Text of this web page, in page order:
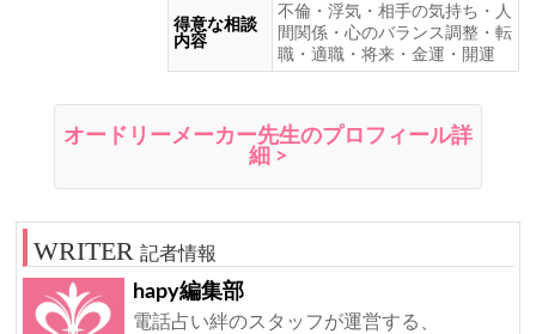
得意な相談
内容
不倫・浮気・相手の気持ち・人
間関係・心のバランス調整・転
職・適職・将来・金運・開運
オードリーメーカー先生のプロフィール詳
細 >
記者情報
hapy編集部
電話占い絆のスタッフが運営する、